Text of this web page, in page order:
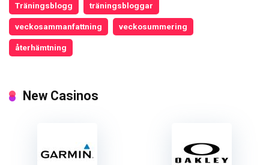
Träningsblogg träningsbloggar
veckosammanfattning veckosummering
återhämtning
New Casinos